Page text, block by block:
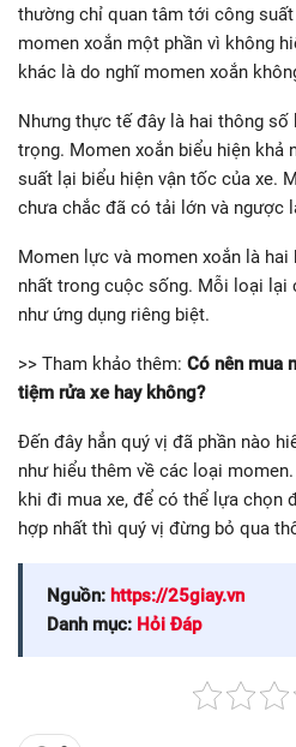
thường chỉ quan tâm tới công
momen xoắn một phần vì không
khác là do nghĩ momen xoắn
Nhưng thực tế đây là hai thông số
trọng. Momen xoắn biểu hiện khả
suất lại biểu hiện vận tốc của xe.
chưa chắc đã có tải lớn và ngược
Momen lực và momen xoắn là
nhất trong cuộc sống. Mỗi loại lại
như ứng dụng riêng biệt.
>> Tham khảo thêm: Có nên mua
tiệm rửa xe hay không?
Đến đây hẳn quý vị đã phần nào
như hiểu thêm về các loại
khi đi mua xe, để có thể lựa chọn
hợp nhất thì quý vị đừng bỏ qua
Nguồn: https://25giay.vn
Danh mục: Hỏi Đáp